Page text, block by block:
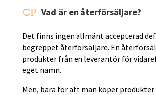
OP Vad är en återförsäljare?
Det finns ingen allmänt accepterad
begreppet återförsäljare. En
produkter från en leverantör för
eget namn.
Men, bara för att man köper produkter